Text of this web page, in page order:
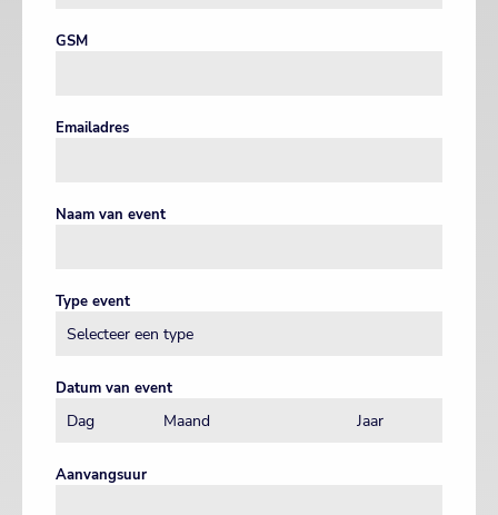
GSM
Emailadres
Naam van event
Type event
Datum van event
Aanvangsuur